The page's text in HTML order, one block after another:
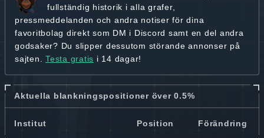
fullständig historik i alla grafer,
pressmeddelanden och andra notiser för dina
favoritbolag direkt som DM i Discord samt en del andra
godsaker? Du slipper dessutom störande annonser på
sajten. Testa gratis i 14 dagar!
Aktuella blankningspositioner över 0.5%
Institut Position Förändring